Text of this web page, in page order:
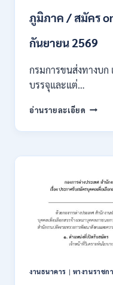
สาขา
เงิน
/
ผ่าน
กพ.
สมัคร
ONLINE
–
31
สิงหาค
ภูมิภาค / สมัคร
กันยายน 2569
กรมการขนส่งทางบ
บรรจุและแต่…
อ่านรายละเอียด กรม
ขนส่ง
บก
รับ
สมัคร
สอบ
แข่งขัน
เพื่อ
บรรจุ
ตั้ง
งานธนาคาร | หางานราชก